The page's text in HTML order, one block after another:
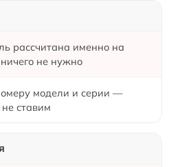
рассчитана именно на
не нужно
модели и серии —
ставим